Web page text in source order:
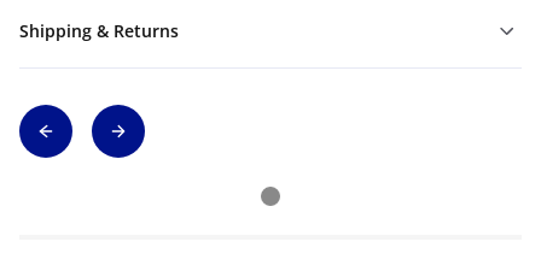
Shipping & Returns